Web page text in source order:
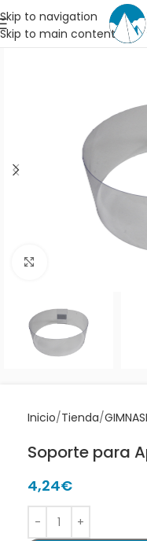
Skip to navigation
Skip to main content
Inicio Tienda
Soporte para
4,24€